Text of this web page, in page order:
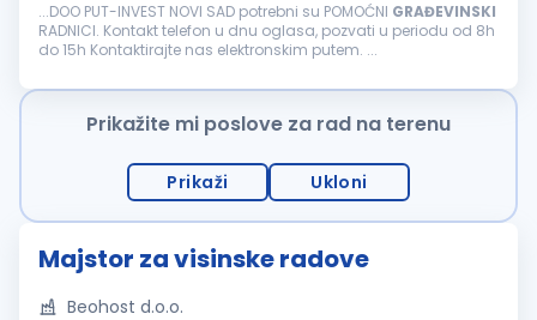
...DOO PUT-INVEST NOVI SAD potrebni su POMOĆNI GRAĐEVINSKI
RADNICI. Kontakt telefon u dnu oglasa, pozvati u periodu od 8h
do 15h Kontaktirajte nas elektronskim putem. ...
Prikažite mi poslove za rad na terenu
Prikaži Ukloni
Majstor za visinske radove
Beohost d.o.o.